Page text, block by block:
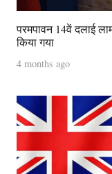
परमपावन 14वें दलाई
किया गया
4 months ago